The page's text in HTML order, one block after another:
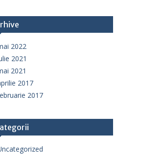
2022
2021
2021
2017
2017